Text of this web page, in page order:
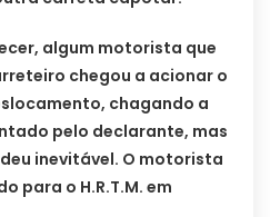
algum motorista que
chegou a acionar o
chagando a
pelo declarante, mas
inevitável. O motorista
para o H.R.T.M. em